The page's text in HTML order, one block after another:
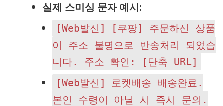
실제 스미싱 문자 예시:
[Web발신] [쿠팡] 주문하신 상품
이 주소 불명으로 반송처리 되었습
니다. 주소 확인: [단축 URL]
[Web발신] 로켓배송 배송완료.
본인 수령이 아닐 시 즉시 문의.